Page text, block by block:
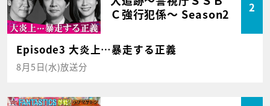
Ｃ強行犯係～ Season2
2
Episode3 大炎上…暴走する正義
8月5日(水)放送分